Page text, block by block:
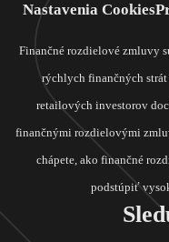
Nastavenia Cookies
Finančné rozdielové zmluvy
rýchlych finančných
retailových investorov
finančnými rozdielovými
chápete, ako finančné
podstúpiť